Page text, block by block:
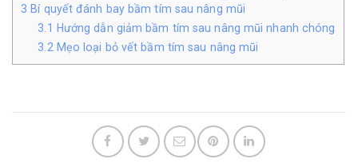
3 Bí quyết đánh bay bầm tím sau nâng mũi
3.1
Hướng dẫn giảm bầm tím sau nâng mũi nhanh chóng
3.2 Mẹo loại bỏ vết bầm tím sau nâng mũi